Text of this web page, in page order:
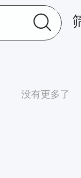
没有更多了